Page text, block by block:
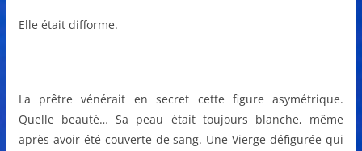
Elle était difforme.
La prêtre vénérait en secret cette figure asymétrique.
Quelle beauté… Sa peau était toujours blanche, même
après avoir été couverte de sang. Une Vierge défigurée qui